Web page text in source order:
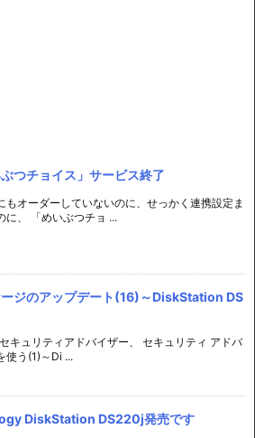
ぶつチョイス」サービス終了
もオーダーしていないのに、せっかく連携設定ま
に、 「めいぶつチョ ...
ジのアップデート(16)～DiskStation DS
キュリティアドバイザー、 セキュリティ アドバ
使う(1)～Di ...
DiskStation DS220j発売です